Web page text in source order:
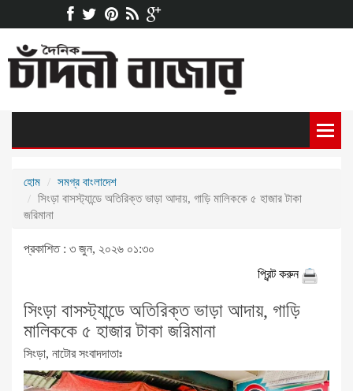
হোম
সমগ্র বাংলাদেশ
সিংড়া বাসস্ট্যান্ডে অতিরিক্ত ভাড়া আদায়, গাড়ি মালিককে ৫ হাজার টাকা
জরিমানা
প্রকাশিত : ৩ জুন, ২০২৬ ০১:৩০
প্রিন্ট করুন
সিংড়া বাসস্ট্যান্ডে অতিরিক্ত ভাড়া আদায়, গাড়ি
মালিককে ৫ হাজার টাকা জরিমানা
সিংড়া, নাটোর সংবাদদাতাঃ